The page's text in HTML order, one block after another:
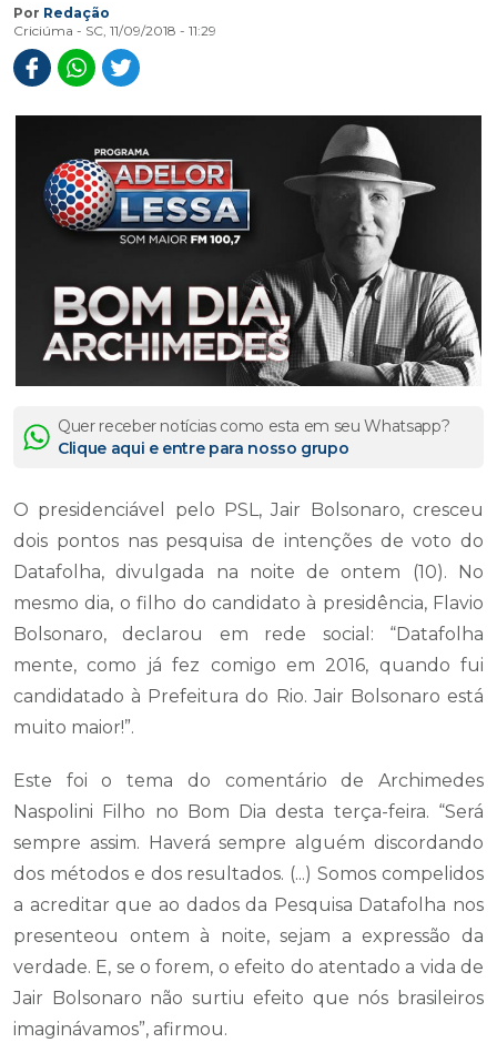
Por Redação
Criciúma - SC, 11/09/2018 - 11:29
Quer receber notícias como esta em seu Whatsapp?
Clique aqui e entre para nosso grupo
O presidenciável pelo PSL, Jair Bolsonaro, cresceu
dois pontos nas pesquisa de intenções de voto do
Datafolha, divulgada na noite de ontem (10). No
mesmo dia, o filho do candidato à presidência, Flavio
Bolsonaro, declarou em rede social: “Datafolha
mente, como já fez comigo em 2016, quando fui
candidatado à Prefeitura do Rio. Jair Bolsonaro está
muito maior!”.
Este foi o tema do comentário de Archimedes
Naspolini Filho no Bom Dia desta terça-feira. “Será
sempre assim. Haverá sempre alguém discordando
dos métodos e dos resultados. (...) Somos compelidos
a acreditar que ao dados da Pesquisa Datafolha nos
presenteou ontem à noite, sejam a expressão da
verdade. E, se o forem, o efeito do atentado a vida de
Jair Bolsonaro não surtiu efeito que nós brasileiros
imaginávamos”, afirmou.